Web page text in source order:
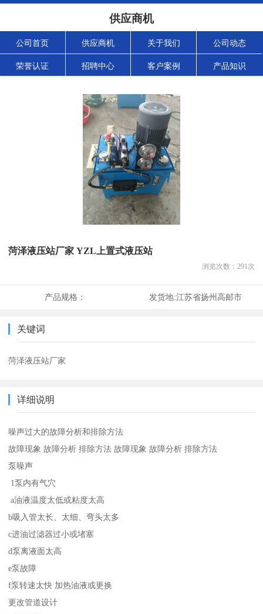
供应商机
公司首页 供应商机 关于我们 公司动态
荣誉认证 招聘中心 客户案例 产品知识
菏泽液压站厂家 YZL上置式液压站
浏览次数： 291次
产品规格： 发货地:江苏省扬州高邮市
关键词
菏泽液压站厂家
详细说明
噪声过大的故障分析和排除方法
故障现象 故障分析 排除方法 故障现象 故障分析 排除方法
泵噪声
1泵内有气穴
a油液温度太低或粘度太高
b吸入管太长、太细、弯头太多
c进油过滤器过小或堵塞
d泵离液面太高
e泵故障
f泵转速太快 加热油液或更换
更改管道设计